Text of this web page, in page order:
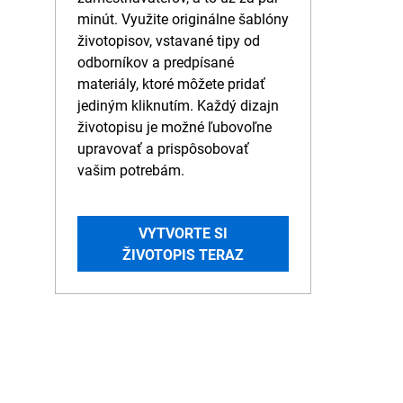
minút. Využite originálne šablóny
životopisov, vstavané tipy od
odborníkov a predpísané
materiály, ktoré môžete pridať
jediným kliknutím. Každý dizajn
životopisu je možné ľubovoľne
upravovať a prispôsobovať
vašim potrebám.
VYTVORTE SI
ŽIVOTOPIS TERAZ